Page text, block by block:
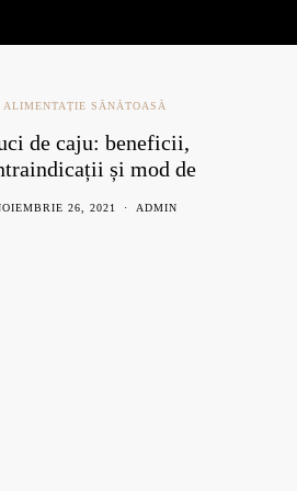
ALIMENTAȚIE SĂNĂTOASĂ
de caju: beneficii,
și mod de
26, 2021 ADMIN